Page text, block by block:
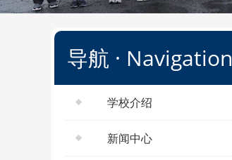
导航 · Navigation
学校介绍
新闻中心